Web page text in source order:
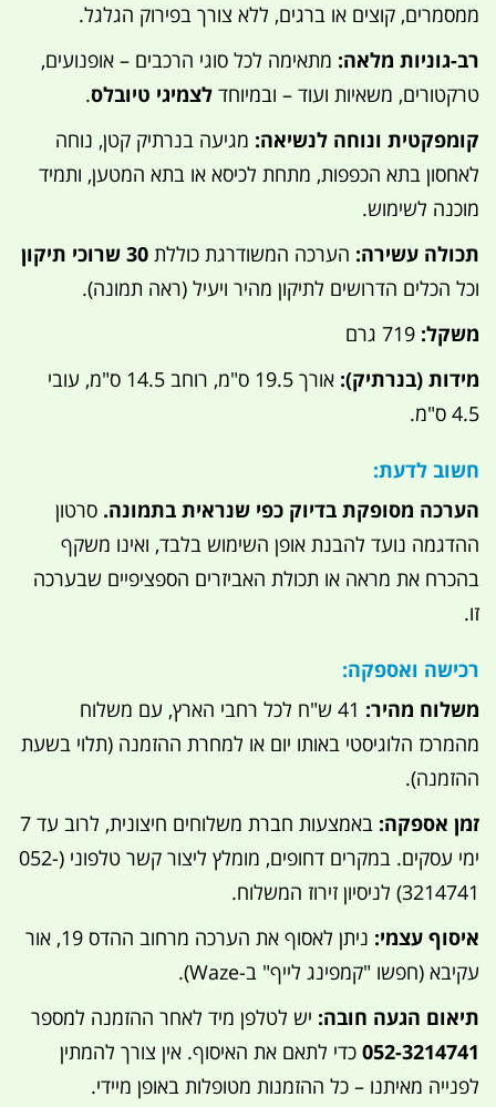
ממסמרים, קוצים או ברגים, ללא צורך בפירוק הגלגל.
רב-גוניות מלאה: מתאימה לכל סוגי הרכבים – אופנועים,
טרקטורים, משאיות ועוד – ובמיוחד לצמיגי טיובלס.
קומפקטית ונוחה לנשיאה: מגיעה בנרתיק קטן, נוחה
לאחסון בתא הכפפות, מתחת לכיסא או בתא המטען, ותמיד
מוכנה לשימוש.
תכולה עשירה: הערכה המשודרגת כוללת 30 שרוכי תיקון
וכל הכלים הדרושים לתיקון מהיר ויעיל (ראה תמונה).
משקל:
מידות (בנרתיק):
אורך 19.5 ס"מ, רוחב 14.5 ס"מ, עובי
4.5 ס"מ.
חשוב לדעת:
הערכה מסופקת בדיוק כפי שנראית בתמונה. סרטון
ההדגמה נועד להבנת אופן השימוש בלבד, ואינו משקף
בהכרח את מראה או תכולת האביזרים הספציפיים שבערכה
זו.
רכישה ואספקה:
משלוח מהיר:
41 ש"ח לכל רחבי הארץ, עם משלוח
מהמרכז הלוגיסטי באותו יום או למחרת ההזמנה (תלוי בשעת
ההזמנה).
זמן אספקה:
באמצעות חברת משלוחים חיצונית, לרוב עד 7
ימי עסקים. במקרים דחופים, מומלץ ליצור קשר טלפוני (052-
3214741) לניסיון זירוז המשלוח.
איסוף עצמי:
ניתן לאסוף את הערכה מרחוב ההדס 19, אור
עקיבא (חפשו "קמפינג לייף" ב-Waze).
תיאום הגעה חובה: יש לטלפן מיד לאחר ההזמנה למספר
052-3214741 כדי לתאם את האיסוף. אין צורך להמתין
לפנייה מאיתנו – כל ההזמנות מטופלות באופן מיידי.